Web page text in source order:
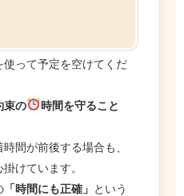
って予定を空けてくだ
束の
時間を守ること
間が前後する場合も、
けています。
「時間にも正確」 という